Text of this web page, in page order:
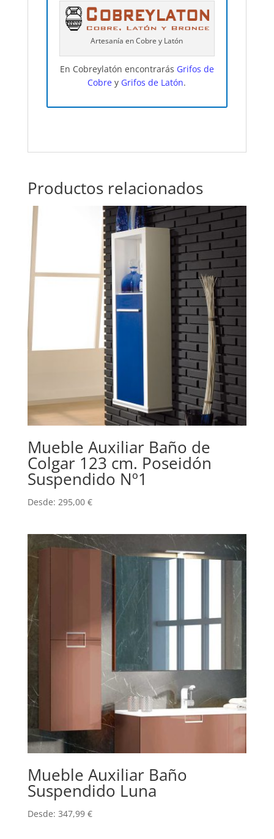
Artesanía en Cobre y Latón
En Cobreylatón encontrarás Grifos de
Cobre y Grifos de Latón.
Productos relacionados
Mueble Auxiliar Baño de
Colgar 123 cm. Poseidón
Suspendido Nº1
Desde: 295,00 €
Mueble Auxiliar Baño
Suspendido Luna
Desde: 347,99 €